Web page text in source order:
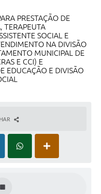
PRESTAÇÃO DE
TERAPEUTA
SOCIAL E
NA DIVISÃO
MUNICIPAL DE
E CCI) E
EDUCAÇÃO E DIVISÃO